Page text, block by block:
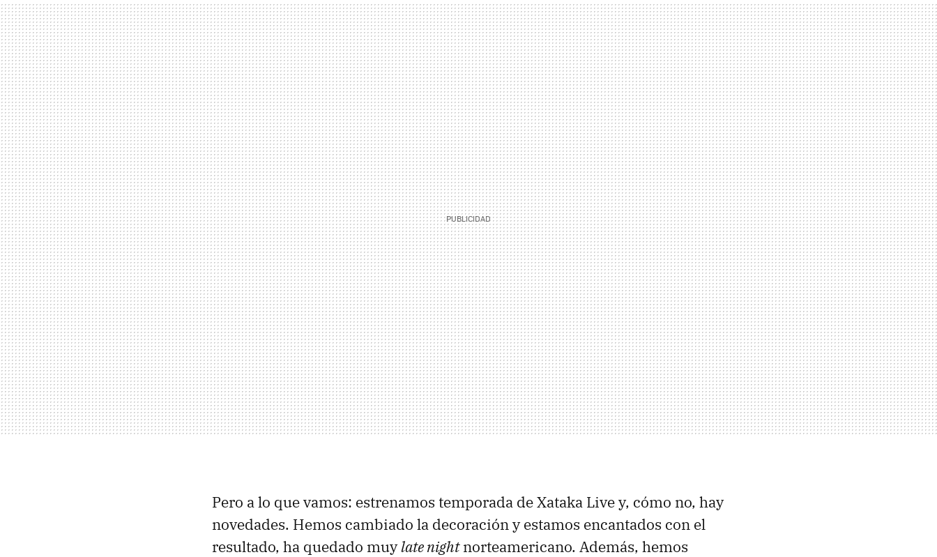
Pero a lo que vamos: estrenamos temporada de Xataka Live y, cómo no, hay
novedades. Hemos cambiado la decoración y estamos encantados con el
resultado, ha quedado muylate nightnorteamericano. Además, hemos